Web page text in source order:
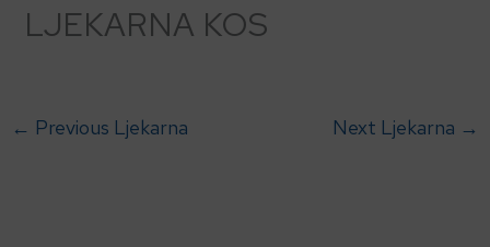
LJEKARNA KOS
← Previous Ljekarna Next Ljekarna →